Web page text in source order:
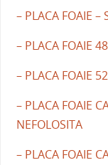
– PLACA FOAIE
– PLACA FOAIE
– PLACA FOAIE
– PLACA FOAIE
NEFOLOSITA
– PLACA FOAIE